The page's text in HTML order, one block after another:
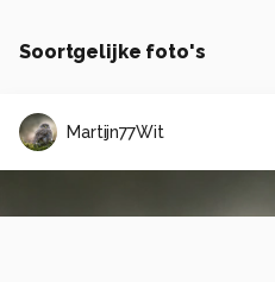
Soortgelijke foto's
Martijn77Wit